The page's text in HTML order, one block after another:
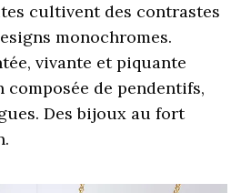
cultivent des contrastes
monochromes.
vivante et piquante
de pendentifs,
Des bijoux au fort